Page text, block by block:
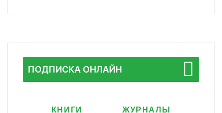
ПОДПИСКА ОНЛАЙН
КНИГИ ЖУРНАЛЫ